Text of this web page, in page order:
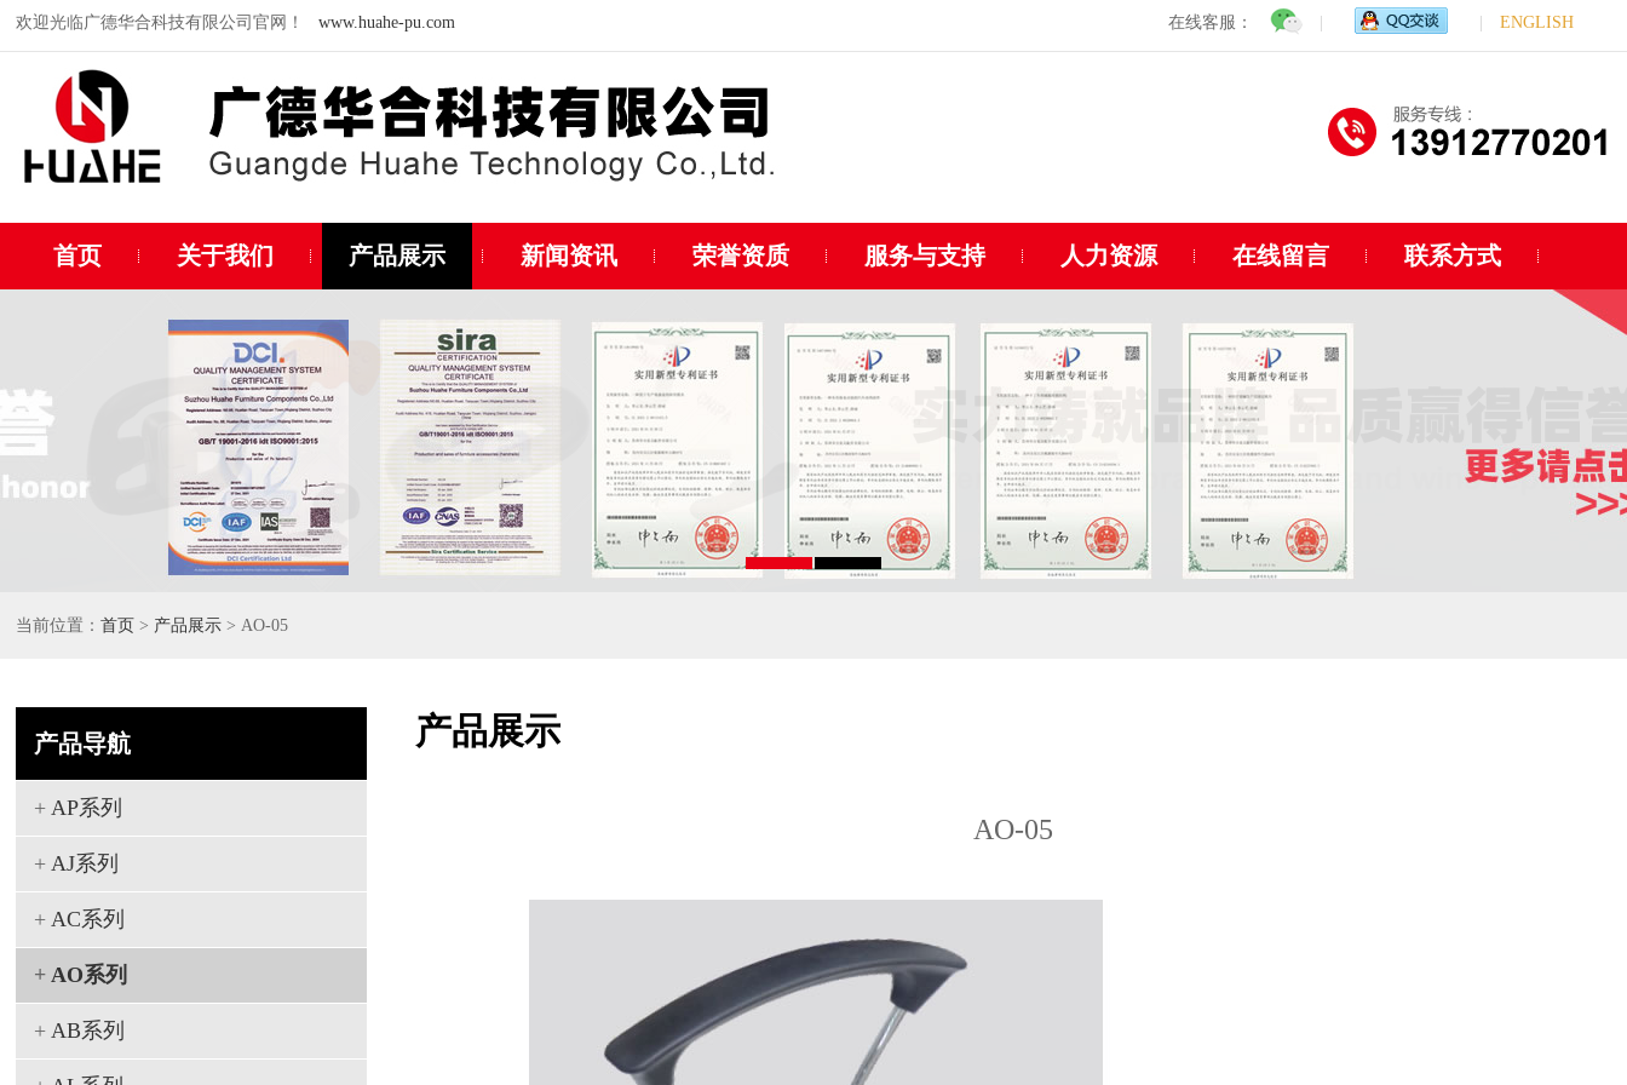
欢迎光临广德华合科技有限公司官网！ www.huahe-pu.com 在线客服： ENGLISH
首页 关于我们 产品展示 新闻资讯 荣誉资质 服务与支持 人力资源 在线留言 联系方式
当前位置：首页 > 产品展示 > AO-05
产品展示
AO-05
产品导航
+ AP系列
+ AJ系列
+ AC系列
+ AO系列
+ AB系列